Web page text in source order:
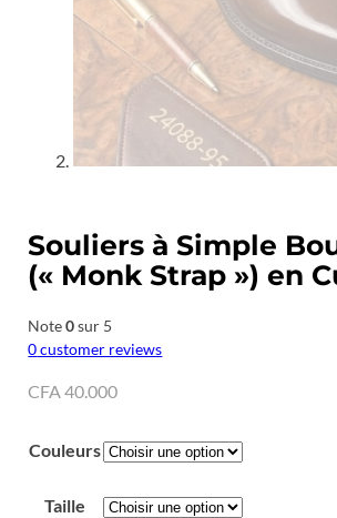
Souliers à Simple
(« Monk Strap ») en
Note0sur 5
0customer reviews
CFA 40.000
Couleurs
Taille